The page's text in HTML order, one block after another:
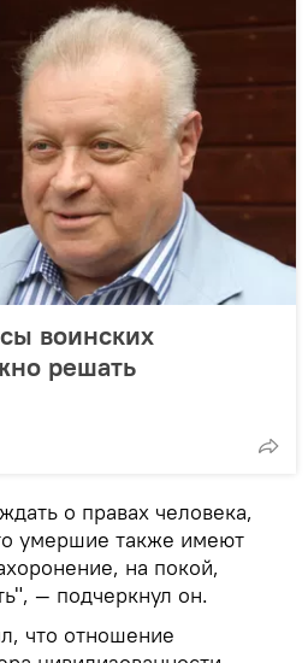
воинских
решать
о правах человека,
умершие также имеют
на покой,
— подчеркнул он.
что отношение